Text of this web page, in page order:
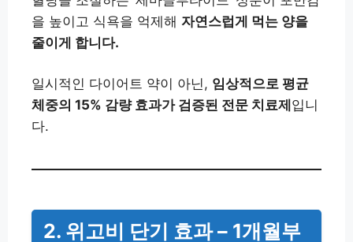
을 높이고 식욕을 억제해 자연스럽게 먹는 양을
줄이게 합니다.
일시적인 다이어트 약이 아닌, 임상적으로 평균
체중의 15% 감량 효과가 검증된 전문 치료제입니
다.
2. 위고비 단기 효과 – 1개월부